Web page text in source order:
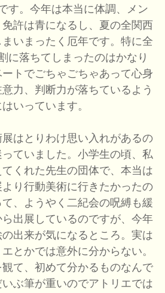
す。今年は本当に体調、メン
許は青になるし、夏の全関西
いまったく厄年です。特に全
に落ちてしまったのはかなり
トでごちゃごちゃあって心身
力、判断力が落ちているよう
いっています。
はとりわけ思い入れがあるの
ていました。小学生の頃、私
くれた先生の団体で、本当は
り行動美術に行きたかったの
、ようやく二紀会の呪縛も緩
出展しているのですが、今年
出来が気になるところ。実は
とかでは意外に分からない。
て、初めて分かるものなんで
ぶ筆が重いのでアトリエでは